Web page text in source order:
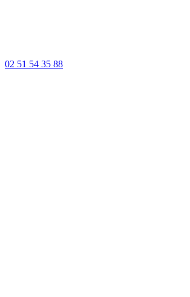
02 51 54 35 88